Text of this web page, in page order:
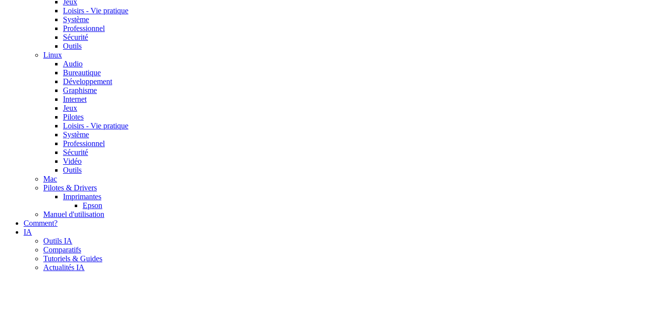
Jeux
Loisirs - Vie pratique
Système
Professionnel
Sécurité
Outils
Linux
Audio
Bureautique
Développement
Graphisme
Internet
Jeux
Pilotes
Loisirs - Vie pratique
Système
Professionnel
Sécurité
Vidéo
Outils
Mac
Pilotes & Drivers
Imprimantes
Epson
Manuel d'utilisation
Comment?
IA
Outils IA
Comparatifs
Tutoriels & Guides
Actualités IA